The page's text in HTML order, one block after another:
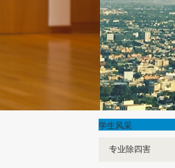
学生风采
专业除四害